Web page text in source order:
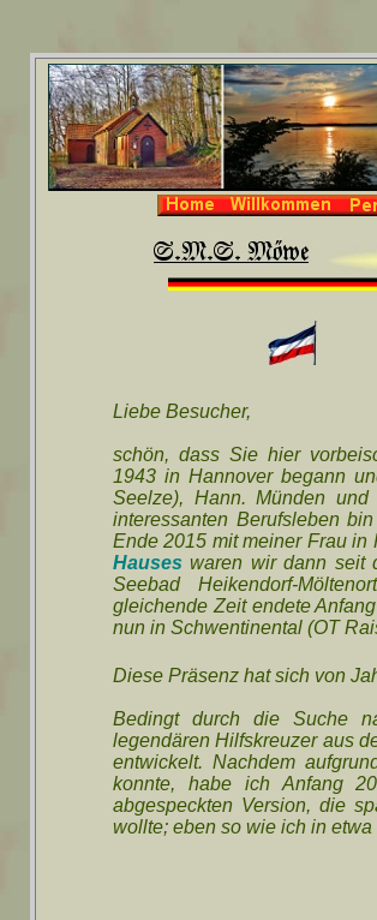
Liebe Besucher,
schön, dass Sie hier
1943 in Hannover begann
Seelze), Hann. Münden
interessanten Berufsleben
Ende 2015 mit meiner Frau
Hauses waren wir dann seit
Seebad Heikendorf-
gleichende Zeit endete
nun in Schwentinental (OT
Diese Präsenz hat sich von
Bedingt durch die Suche
legendären Hilfskreuzer aus
entwickelt. Nachdem
konnte, habe ich Anfang
abgespeckten Version, die
wollte; eben so wie ich in